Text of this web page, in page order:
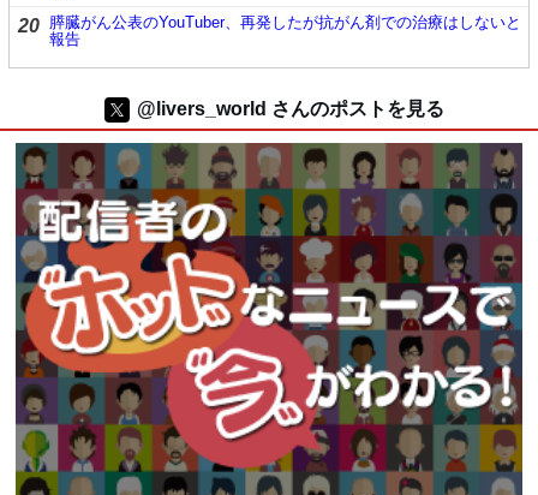
20 膵臓がん公表のYouTuber、再発したが抗がん剤での治療はしないと
報告
@livers_world さんのポストを見る